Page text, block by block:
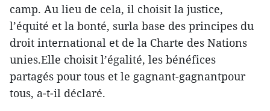
camp. Au lieu de cela, il choisit la justice,
l’équité et la bonté, surla base des principes du
droit international et de la Charte des Nations
unies.Elle choisit l’égalité, les bénéfices
partagés pour tous et le gagnant-gagnantpour
tous, a-t-il déclaré.